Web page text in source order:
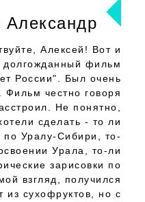
Александр
Алексей! Вот и
долгожданный фильм
России". Был очень
Фильм честно говоря
Не понятно,
сделать - то ли
по Уралу-Сибири, то-
Урала, то-ли
зарисовки по
взгляд, получился
из сухофруктов, но с